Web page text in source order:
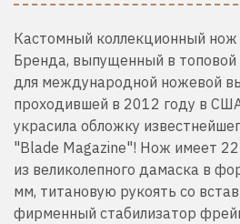
Кастомный коллекционный нож
Бренда, выпущенный в топовой
для международной ножевой
проходившей в 2012 году в
украсила обложку
"Blade Magazine"! Нож имеет
из великолепного дамаска в
мм, титановую рукоять со
фирменный стабилизатор